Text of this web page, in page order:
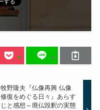
牧野隆夫『仏像再興 仏像
修復をめぐる日々』あらす
じと感想～廃仏毀釈の実態